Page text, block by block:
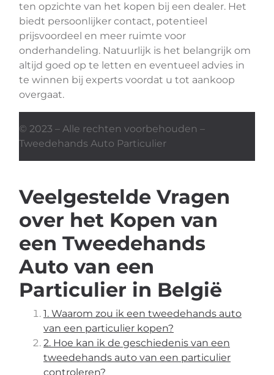
ten opzichte van het kopen bij een dealer. Het
biedt persoonlijker contact, potentieel
prijsvoordeel en meer ruimte voor
onderhandeling. Natuurlijk is het belangrijk om
altijd goed op te letten en eventueel advies in
te winnen bij experts voordat u tot aankoop
overgaat.
© 2023 – Alle rechten voorbehouden –
Tweedehands Auto Particulier
Veelgestelde Vragen
over het Kopen van
een Tweedehands
Auto van een
Particulier in België
1. Waarom zou ik een tweedehands auto
van een particulier kopen?
2. Hoe kan ik de geschiedenis van een
tweedehands auto van een particulier
controleren?